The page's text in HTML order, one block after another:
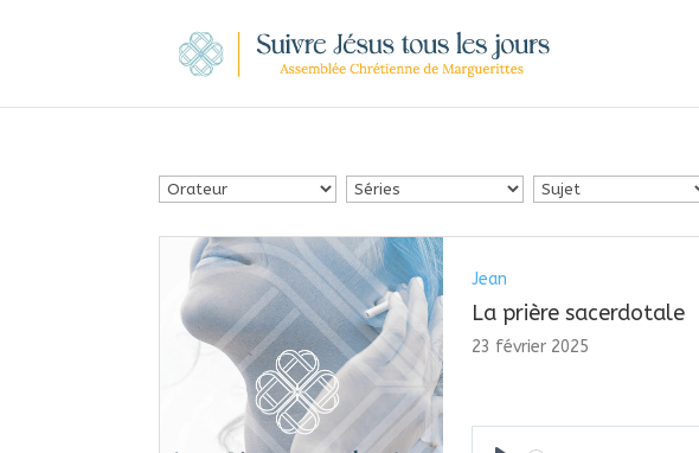
Jean
La prière sacerdotale
23 février 2025